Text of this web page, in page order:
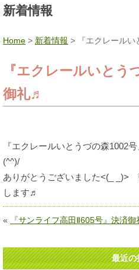
新着情報
Home > 新着情報 > 『エクレール
『エクレールいとう
御礼♬
『エクレールいとうづの森1002
(^^)/
ありがとうございました<(_ _)>
します♬
«
『サンライフ高田Ⅱ605号』決済御
最近の